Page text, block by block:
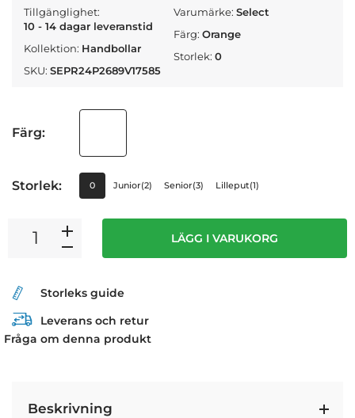
Tillgänglighet:
10 - 14 dagar leveranstid
Kollektion: Handbollar
SKU: SEPR24P2689V17585
Varumärke:Select
Färg:Orange
Storlek:0
Färg:
Storlek: 0 Junior(2) Senior(3) Lilleput(1)
LÄGG I VARUKORG
Storleks guide
Leverans och retur
Fråga om denna produkt
Beskrivning